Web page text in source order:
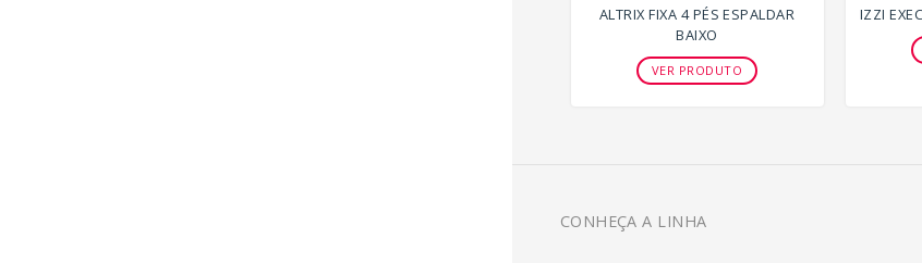
ALTRIX FIXA 4 PÉS ESPALDAR
BAIXO
VER PRODUTO
IZZI
CONHEÇA A LINHA